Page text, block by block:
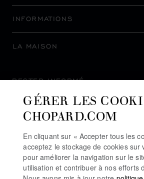
INFORMATIONS
LA MAISON
RESTER INFORMÉ
S’INSCRIRE À LA NEWSLETTER
GÉRER LES
CHOPARD.COM
En cliquant sur « Accepter tous les
acceptez le stockage de cookies sur
pour améliorer la navigation sur le
utilisation et contribuer à nos efforts